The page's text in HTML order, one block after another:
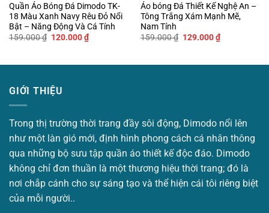
Quần Áo Bóng Đá Dimodo TK-
18 Màu Xanh Navy Rêu Đỏ Nổi
Bật – Năng Động Và Cá Tính
159.000₫ Giá
120.000₫Giá
hiện
120.000 ₫.
Áo bóng Đá Thiết Kế Nghệ An –
Tông Trắng Xám Mạnh Mẽ,
Nam Tính
159.000₫ Giá
129.000₫Giá
hiện
129.000 ₫.
GIỚI THIỆU
Trong thị trường thời trang đầy sôi động, Dimodo nổi lên
như một làn gió mới, định hình phong cách cá nhân thông
qua những bộ sưu tập quần áo thiết kế độc đáo. Dimodo
không chỉ đơn thuần là một thương hiệu thời trang; đó là
nơi chắp cánh cho sự sáng tạo và thể hiện cái tôi riêng biệt
của mỗi người..